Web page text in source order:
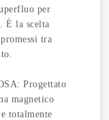
per
È la scelta
tra
Progettato
magnetico
totalmente